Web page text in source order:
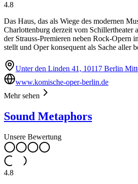
4.8
Das Haus, das als Wiege des modernen
Charlottenburg derzeit vom Schillertheater
der Strauss-Premieren neben Rock-Opern
stellt und Oper konsequent als Sache aller
Unter den Linden 41, 10117 Berlin
www.komische-oper-berlin.de
Mehr sehen
Sound Metaphors
Unsere Bewertung
4.8